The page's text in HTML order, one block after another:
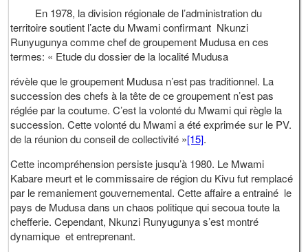
En 1978, la division régionale de l’administration du
territoire soutient l’acte du Mwami confirmant Nkunzi
Runyugunya comme chef de groupement Mudusa en ces
termes: « Etude du dossier de la localité Mudusa
révèle que le groupement Mudusa n’est pas traditionnel. La
succession des chefs à la tête de ce groupement n’est pas
réglée par la coutume. C’est la volonté du Mwami qui règle la
succession. Cette volonté du Mwami a été exprimée sur le PV.
de la réunion du conseil de collectivité »[15].
Cette incompréhension persiste jusqu’à 1980. Le Mwami
Kabare meurt et le commissaire de région du Kivu fut remplacé
par le remaniement gouvernemental. Cette affaire a entrainé le
pays de Mudusa dans un chaos politique qui secoua toute la
chefferie. Cependant, Nkunzi Runyugunya s’est montré
dynamique et entreprenant.